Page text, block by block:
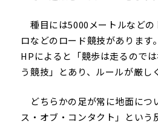
種目には5000メートルなどの
ロなどのロード競技があります
HPによると「競歩は走るので
う競技」とあり、ルールが厳し
どちらかの足が常に地面につ
ス・オブ・コンタクト」という